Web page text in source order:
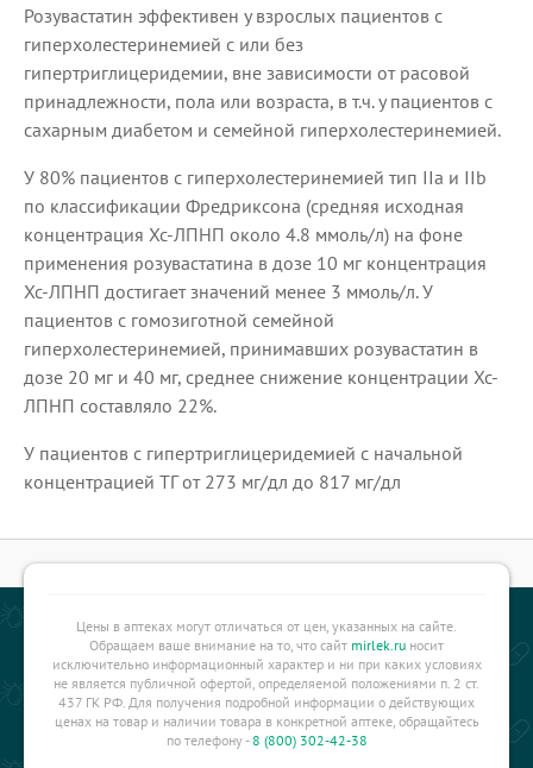
Розувастатин эффективен у взрослых пациентов с
гиперхолестеринемией с или без
гипертриглицеридемии, вне зависимости от расовой
принадлежности, пола или возраста, в т.ч. у пациентов с
сахарным диабетом и семейной гиперхолестеринемией.
У 80% пациентов с гиперхолестеринемией тип IIа и IIb
по классификации Фредриксона (средняя исходная
концентрация Хс-ЛПНП около 4.8 ммоль/л) на фоне
применения розувастатина в дозе 10 мг концентрация
Хс-ЛПНП достигает значений менее 3 ммоль/л. У
пациентов с гомозиготной семейной
гиперхолестеринемией, принимавших розувастатин в
дозе 20 мг и 40 мг, среднее снижение концентрации Хс-
ЛПНП составляло 22%.
У пациентов с гипертриглицеридемией с начальной
концентрацией ТГ от 273 мг/дл до 817 мг/дл
Цены в аптеках могут отличаться от цен, указанных на сайте.
Обращаем ваше внимание на то, что сайт mirlek.ru носит
исключительно информационный характер и ни при каких условиях
не является публичной офертой, определяемой положениями п. 2 ст.
437 ГК РФ. Для получения подробной информации о действующих
ценах на товар и наличии товара в конкретной аптеке, обращайтесь
по телефону -8 (800) 302-42-38